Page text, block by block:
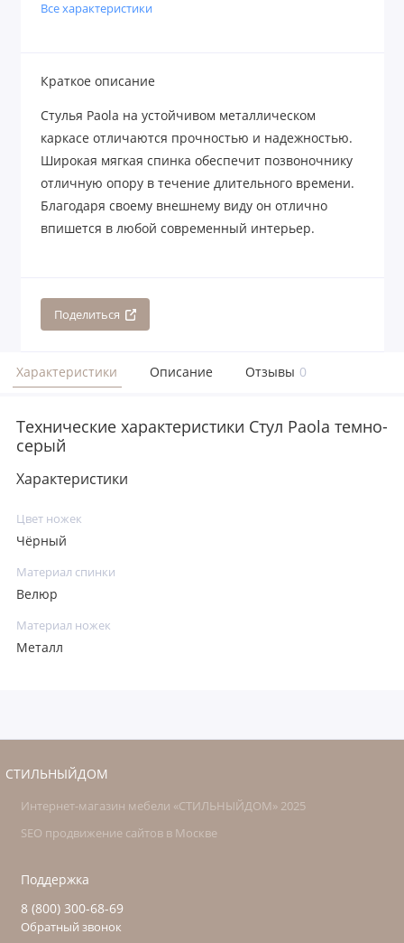
Все характеристики
Краткое описание
Стулья Paola на устойчивом металлическом
каркасе отличаются прочностью и надежностью.
Широкая мягкая спинка обеспечит позвоночнику
отличную опору в течение длительного времени.
Благодаря своему внешнему виду он отлично
впишется в любой современный интерьер.
Поделиться
Характеристики Описание Отзывы 0
Технические характеристики Стул Paola темно-
серый
Характеристики
Цвет ножек
Чёрный
Материал спинки
Велюр
Материал ножек
Металл
СТИЛЬНЫЙДОМ
Интернет-магазин мебели «СТИЛЬНЫЙДОМ» 2025
SEO продвижение сайтов в Москве
Поддержка
8 (800) 300-68-69
Обратный звонок